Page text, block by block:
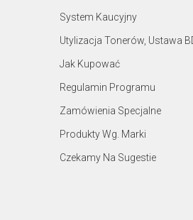
System Kaucyjny
Utylizacja Tonerów, Ustawa
Jak Kupować
Regulamin Programu
Zamówienia Specjalne
Produkty Wg. Marki
Czekamy Na Sugestie